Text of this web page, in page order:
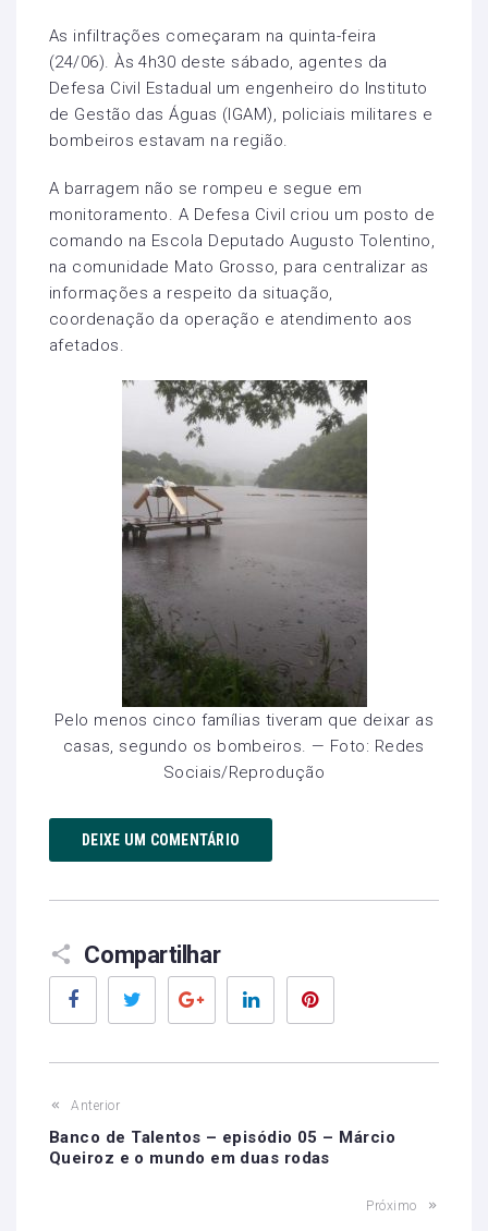
As infiltrações começaram na quinta-feira
(24/06). Às 4h30 deste sábado, agentes da
Defesa Civil Estadual um engenheiro do Instituto
de Gestão das Águas (IGAM), policiais militares e
bombeiros estavam na região.
A barragem não se rompeu e segue em
monitoramento. A Defesa Civil criou um posto de
comando na Escola Deputado Augusto Tolentino,
na comunidade Mato Grosso, para centralizar as
informações a respeito da situação,
coordenação da operação e atendimento aos
afetados.
Pelo menos cinco famílias tiveram que deixar as
casas, segundo os bombeiros. — Foto: Redes
Sociais/Reprodução
DEIXE UM COMENTÁRIO
Compartilhar
Facebook Twitter Google+ LinkedIn
Anterior
Banco de Talentos – episódio 05 – Márcio
Queiroz e o mundo em duas rodas
Próximo